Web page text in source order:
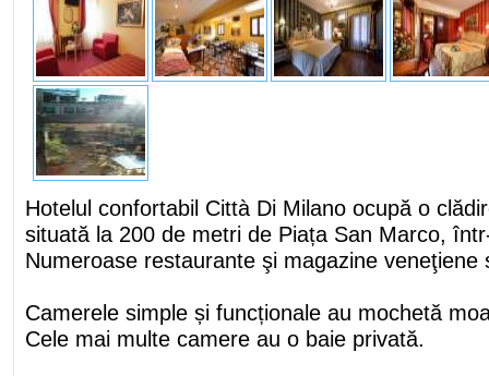
Hotelul confortabil Città Di Milano ocupă o
situată la 200 de metri de Piața San Marco,
Numeroase restaurante şi magazine veneţiene
Camerele simple și funcționale au mochetă
Cele mai multe camere au o baie privată.